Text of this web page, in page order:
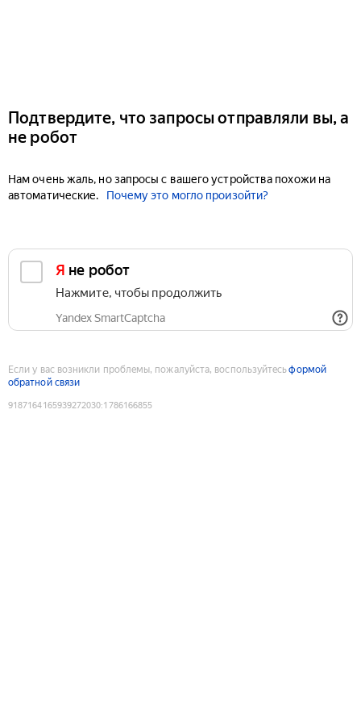
Подтвердите, что запросы отправляли вы, а
не робот
Нам очень жаль, но запросы с вашего устройства похожи на
автоматические.
Почему это могло произойти?
Я не робот
Нажмите, чтобы продолжить
Yandex SmartCaptcha
Если у вас возникли проблемы, пожалуйста, воспользуйтесьформой
обратной связи
9187164165939272030:1786166855